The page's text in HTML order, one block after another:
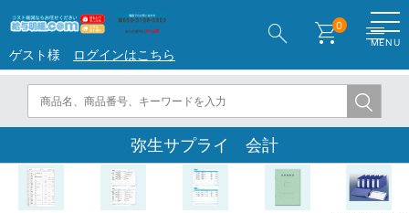
ゲスト様 ログインはこちら
MENU
search shopping_cart0 menu
弥生サプライ 会計